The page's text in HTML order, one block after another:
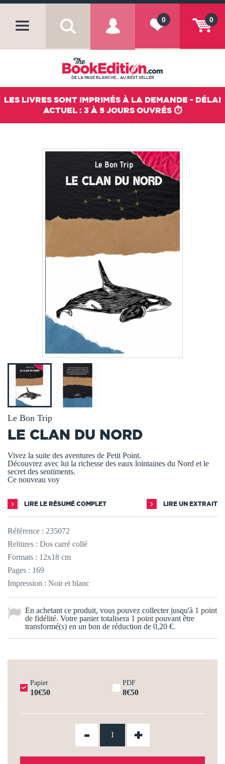
0
0
DE LA PAGE BLANCHE... AU BEST SELLER
LES LIVRES SONT IMPRIMÉS À LA DEMANDE - DÉLAI
ACTUEL : 3 À 5 JOURS OUVRÉS ⏱️
Le Bon Trip
LE CLAN DU NORD
Vivez la suite des aventures de Petit Point.
Découvrez avec lui la richesse des eaux lointaines du Nord et le
secret des sentiments.
Ce nouveau voy
LIRE LE RÉSUMÉ COMPLET LIRE UN EXTRAIT
Référence : 235072
Reliures : Dos carré collé
Formats : 12x18 cm
Pages : 169
Impression : Noir et blanc
En achetant ce produit, vous pouvez collecter jusqu'à 1 point
de fidélité. Votre panier totalisera 1 point pouvant être
transformé(s) en un bon de réduction de 0,20 €.
Papier
10€50
PDF
8€50
- +